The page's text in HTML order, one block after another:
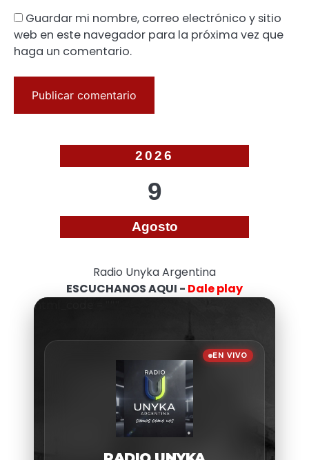
Guardar mi nombre, correo electrónico y sitio
web en este navegador para la próxima vez que
haga un comentario.
2026
9
Agosto
Radio Unyka Argentina
ESCUCHANOS AQUI - Dale play